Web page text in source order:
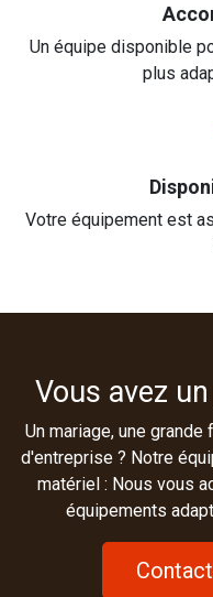
Un équipe disponible
plus
Votre équipement est
Vous avez
Un mariage, une
d'entreprise ? Notre
matériel : Nous vous
équipements